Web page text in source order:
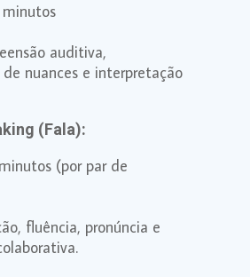
auditiva,
nuances e interpretação
(Fala):
(por par de
fluência, pronúncia e